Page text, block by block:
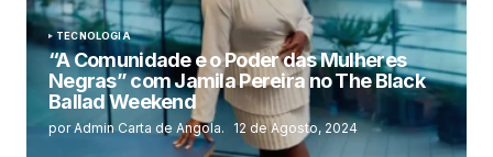
TECNOLOGIA
“A Comunidade e o Poder das Mulheres
Negras” com Jamila Pereira no The Black
Ballad Weekend
por Admin Carta de Angola. 12 de Agosto, 2024